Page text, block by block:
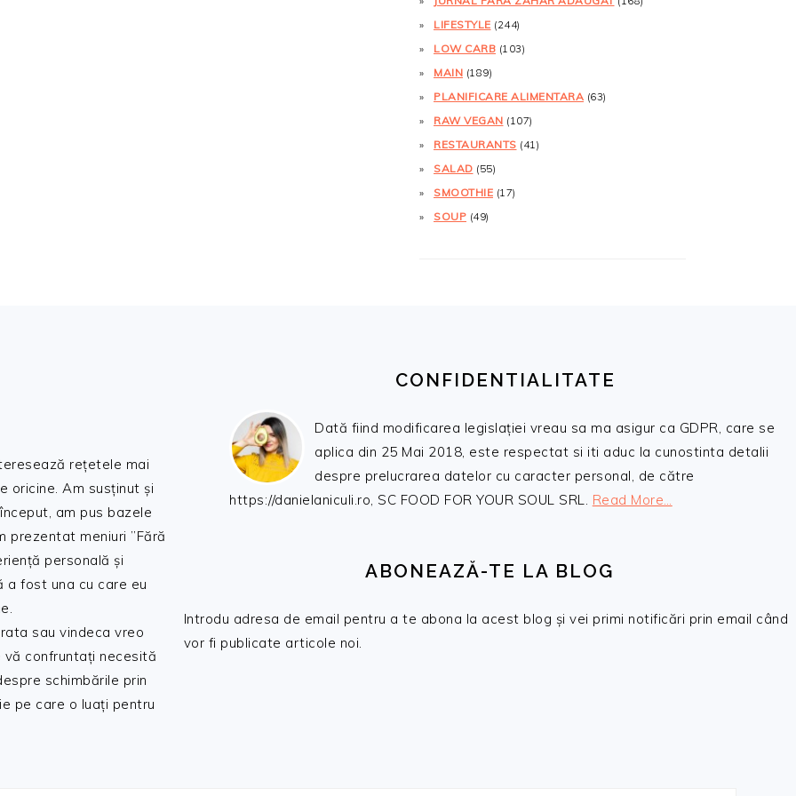
LIFESTYLE (244)
LOW CARB (103)
MAIN (189)
PLANIFICARE ALIMENTARA (63)
RAW VEGAN (107)
RESTAURANTS (41)
SALAD (55)
SMOOTHIE (17)
SOUP (49)
rețetele mai
oricine. Am susținut și
am pus bazele
prezentat meniuri ”Fără
personală și
a fost una cu care eu
sau vindeca vreo
confruntați necesită
schimbările prin
pe care o luați pentru
CONFIDENTIALITATE
Dată fiind modificarea legislației vreau sa ma asigur ca GDPR, care se
aplica din 25 Mai 2018, este respectat si iti aduc la cunostinta detalii
despre prelucrarea datelor cu caracter personal, de către
https://danielaniculi.ro, SC FOOD FOR YOUR SOUL SRL. Read More…
ABONEAZĂ-TE LA BLOG
Introdu adresa de email pentru a te abona la acest blog și vei primi notificări prin email când
vor fi publicate articole noi.